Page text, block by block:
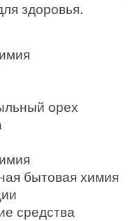
здоровья.
орех
бытовая химия
средства